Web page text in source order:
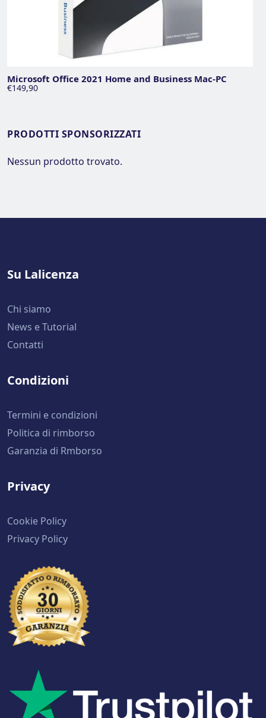
Microsoft Office 2021 Home and Business Mac-PC
€149,90
PRODOTTI SPONSORIZZATI
Nessun prodotto trovato.
Su Lalicenza
Chi siamo
News e Tutorial
Contatti
Condizioni
Termini e condizioni
Politica di rimborso
Garanzia di Rmborso
Privacy
Cookie Policy
Privacy Policy